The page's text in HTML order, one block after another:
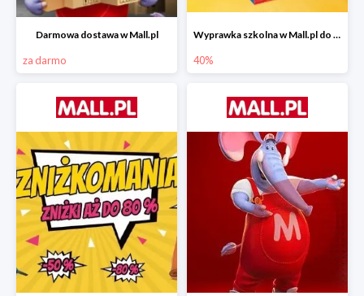
Darmowa dostawa w Mall.pl
za darmo
Wyprawka szkolna w Mall.pl do -40%
40%